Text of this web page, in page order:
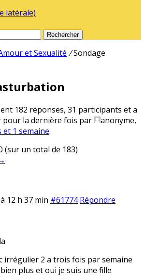
latérale)
Rechercher
et Sexualité /Sondage
182 réponses, 31 participants et a
pour la dernière fois par
anonyme,
et 1 semaine.
(sur un total de 183)
12 h 37 min #61774 Répondre
irrégulier 2 a trois fois par semaine
plus et oui je suis une fille